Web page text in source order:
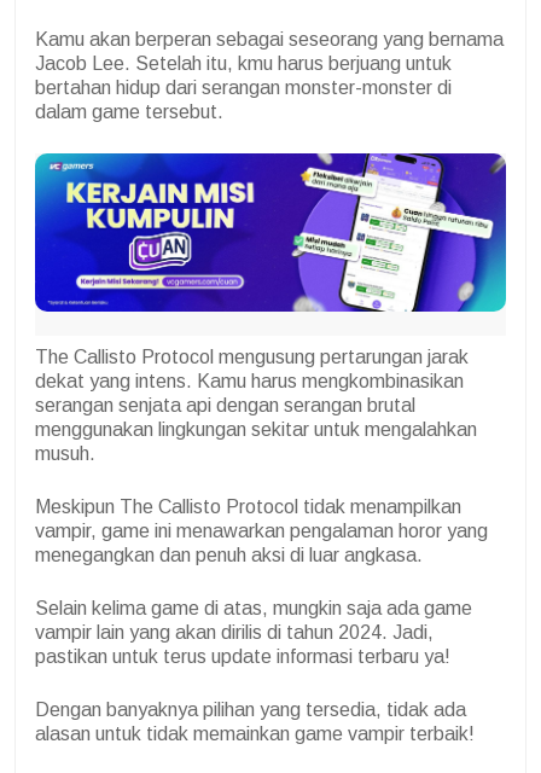
Kamu akan berperan sebagai seseorang yang bernama
Jacob Lee. Setelah itu, kmu harus berjuang untuk
bertahan hidup dari serangan monster-monster di
dalam game tersebut.
The Callisto Protocol mengusung pertarungan jarak
dekat yang intens. Kamu harus mengkombinasikan
serangan senjata api dengan serangan brutal
menggunakan lingkungan sekitar untuk mengalahkan
musuh.
Meskipun The Callisto Protocol tidak menampilkan
vampir, game ini menawarkan pengalaman horor yang
menegangkan dan penuh aksi di luar angkasa.
Selain kelima game di atas, mungkin saja ada game
vampir lain yang akan dirilis di tahun 2024. Jadi,
pastikan untuk terus update informasi terbaru ya!
Dengan banyaknya pilihan yang tersedia, tidak ada
alasan untuk tidak memainkan game vampir terbaik!